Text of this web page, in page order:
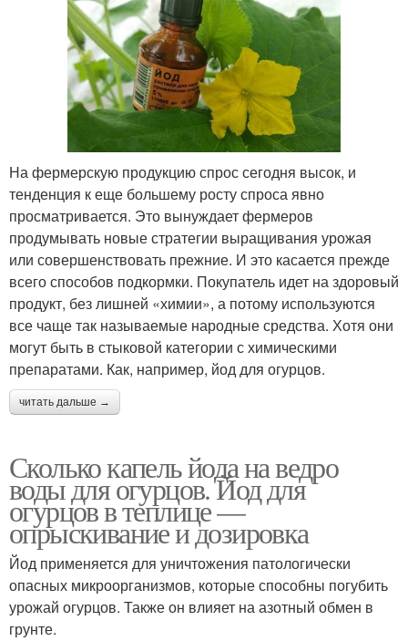
На фермерскую продукцию спрос сегодня высок, и
тенденция к еще большему росту спроса явно
просматривается. Это вынуждает фермеров
продумывать новые стратегии выращивания урожая
или совершенствовать прежние. И это касается прежде
всего способов подкормки. Покупатель идет на здоровый
продукт, без лишней «химии», а потому используются
все чаще так называемые народные средства. Хотя они
могут быть в стыковой категории с химическими
препаратами. Как, например, йод для огурцов.
читать дальше →
Сколько капель йода на ведро
воды для огурцов. Йод для
огурцов в теплице —
опрыскивание и дозировка
Йод применяется для уничтожения патологически
опасных микроорганизмов, которые способны погубить
урожай огурцов. Также он влияет на азотный обмен в
грунте.